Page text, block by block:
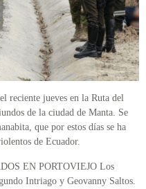
reciente jueves en la Ruta del
de la ciudad de Manta. Se
que por estos días se ha
de Ecuador.
EN PORTOVIEJO Los
Intriago y Geovanny Saltos.